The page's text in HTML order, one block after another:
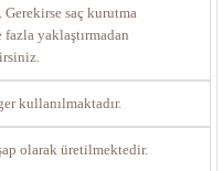
Gerekirse saç kurutma
yaklaştırmadan
kullanılmaktadır.
olarak üretilmektedir.